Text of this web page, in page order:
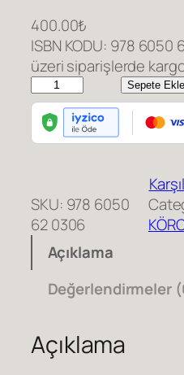
400.00₺
ISBN KODU: 978 6050
üzeri siparişlerde
s
k
o
j
v
i
Sepete Ekle
SKU: 978 6050
62 0306
Açıklama
Değerlendirmeler
Açıklama